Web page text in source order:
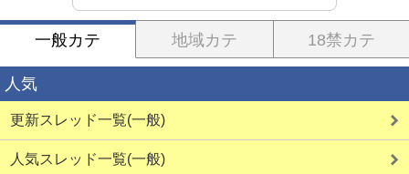
一般カテ 地域カテ 18禁カテ
人気
更新スレッド一覧(一般)
人気スレッド一覧(一般)